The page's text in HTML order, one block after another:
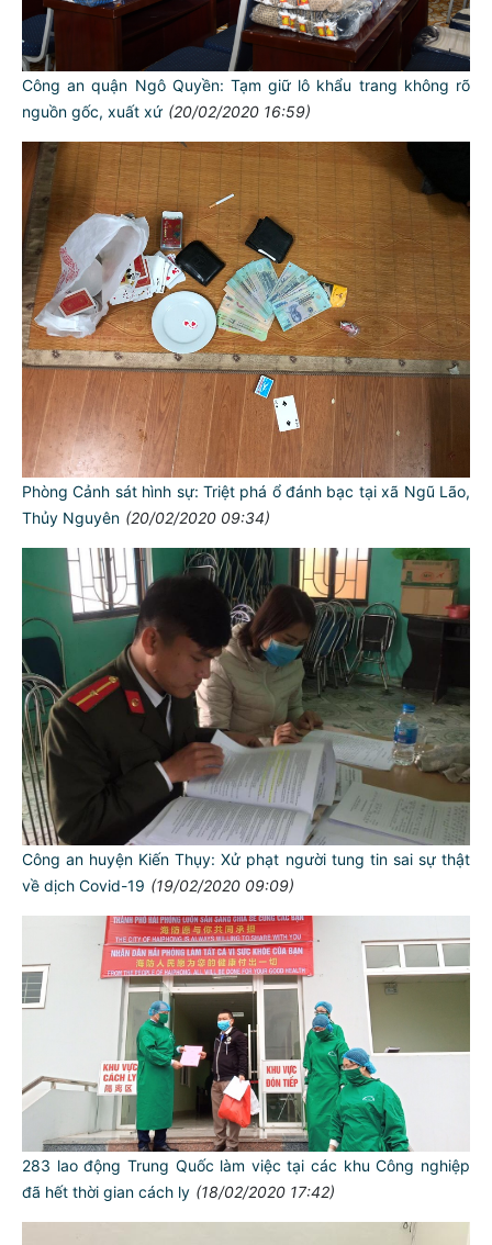
Công an quận Ngô Quyền: Tạm giữ lô khẩu trang không rõ
nguồn gốc, xuất xứ (20/02/2020 16:59)
Phòng Cảnh sát hình sự: Triệt phá ổ đánh bạc tại xã Ngũ Lão,
Thủy Nguyên (20/02/2020 09:34)
Công an huyện Kiến Thụy: Xử phạt người tung tin sai sự thật
về dịch Covid-19 (19/02/2020 09:09)
283 lao động Trung Quốc làm việc tại các khu Công nghiệp
đã hết thời gian cách ly (18/02/2020 17:42)